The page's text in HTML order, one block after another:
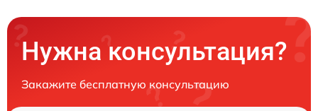
Нужна консультация?
Закажите бесплатную консультацию